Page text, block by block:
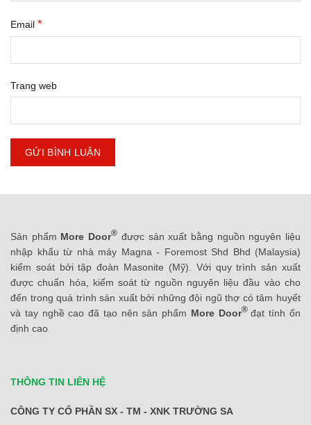
Email *
Trang web
Sản phẩm More Door® được sản xuất bằng nguồn nguyên liệu
nhập khẩu từ nhà máy Magna - Foremost Shd Bhd (Malaysia)
kiểm soát bởi tập đoàn Masonite (Mỹ). Với quy trình sản xuất
được chuẩn hóa, kiểm soát từ nguồn nguyên liệu đầu vào cho
đến trong quá trình sản xuất bởi những đội ngũ thợ có tâm huyết
và tay nghề cao đã tạo nên sản phẩm More Door® đạt tính ổn
định cao
THÔNG TIN LIÊN HỆ
CÔNG TY CỔ PHẦN SX - TM - XNK TRƯỜNG SA